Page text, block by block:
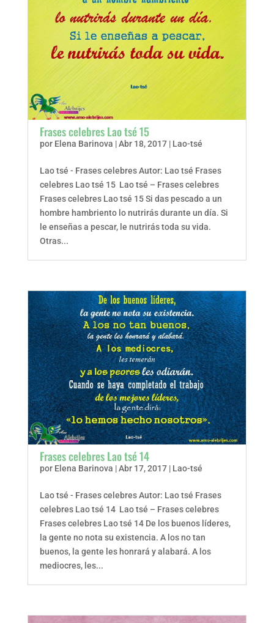
Frases celebres Lao tsé 15
por Elena Barinova |Abr 18, 2017| Lao-tsé
Lao tsé - Frases celebres Autor: Lao tsé Frases
celebres Lao tsé 15 Lao tsé – Frases celebres
Frases celebres Lao tsé 15 Si das pescado a un
hombre hambriento lo nutrirás durante un día. Si
le enseñas a pescar, le nutrirás toda su vida.
Otras...
Frases celebres Lao tsé 14
por Elena Barinova |Abr 17, 2017| Lao-tsé
Lao tsé - Frases celebres Autor: Lao tsé Frases
celebres Lao tsé 14 Lao tsé – Frases celebres
Frases celebres Lao tsé 14 De los buenos líderes,
la gente no nota su existencia. A los no tan
buenos, la gente les honrará y alabará. A los
mediocres, les...